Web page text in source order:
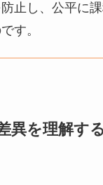
止し、公平に
す。
異を理解する